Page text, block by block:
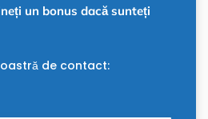
un bonus dacă sunteți
de contact: